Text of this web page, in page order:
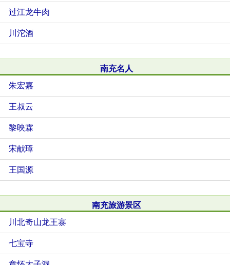
过江龙牛肉
川沱酒
南充名人
朱宏嘉
王叔云
黎映霖
宋献璋
王国源
南充旅游景区
川北奇山龙王寨
七宝寺